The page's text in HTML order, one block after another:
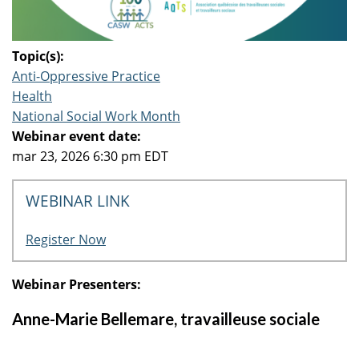
Topic(s):
Anti-Oppressive Practice
Health
National Social Work Month
Webinar event date:
mar 23, 2026 6:30 pm EDT
WEBINAR LINK
Register Now
Webinar Presenters:
Anne-Marie Bellemare, travailleuse sociale